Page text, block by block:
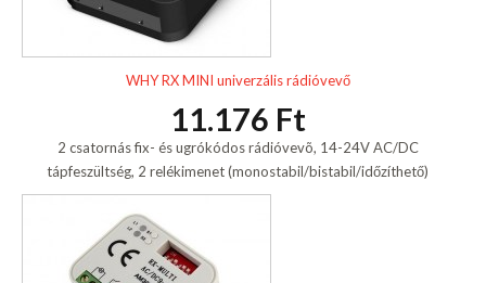
WHY RX MINI univerzális rádióvevő
11.176 Ft
2 csatornás fix- és ugrókódos rádióvevõ, 14-24V AC/DC
tápfeszültség, 2 relékimenet (monostabil/bistabil/időzíthető)